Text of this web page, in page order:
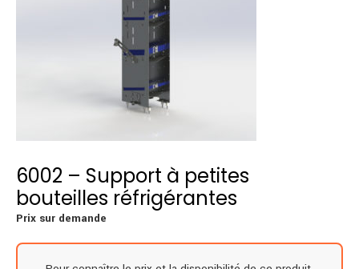
6002 – Support à petites
bouteilles réfrigérantes
Prix sur demande